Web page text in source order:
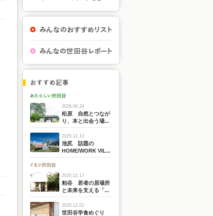
2026.06.24
松原 自然とつなが
り、本と出会う場...
2025.11.13
池尻 話題の
HOME/WORK VIL...
2025.12.17
粕谷 若者の居場所
と未来を支える「...
2025.12.01
世田谷学食めぐり